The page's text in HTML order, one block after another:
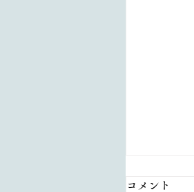
コメント